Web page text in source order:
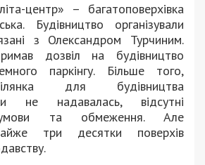
центр» – багатоповерхівка
Будівництво організували
з Олександром Турчиним.
дозвіл на будівництво
паркінгу. Більше того,
для будівництва
не надавалась, відсутні
умови та обмеження. Але
три десятки поверхів